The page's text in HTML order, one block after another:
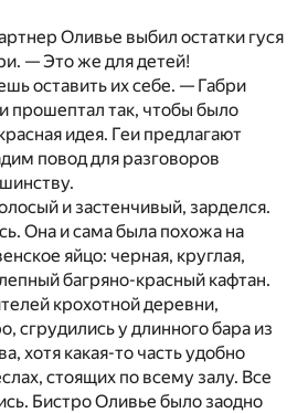
Оливье выбил остатки гуся
— Это же для детей!
оставить их себе. — Габри
прошептал так, чтобы было
идея. Геи предлагают
повод для разговоров
и застенчивый, зарделся.
Она и сама была похожа на
яйцо: черная, круглая,
багряно-красный кафтан.
крохотной деревни,
сгрудились у длинного бара из
хотя какая-то часть удобно
стоящих по всему залу. Все
Бистро Оливье было заодно